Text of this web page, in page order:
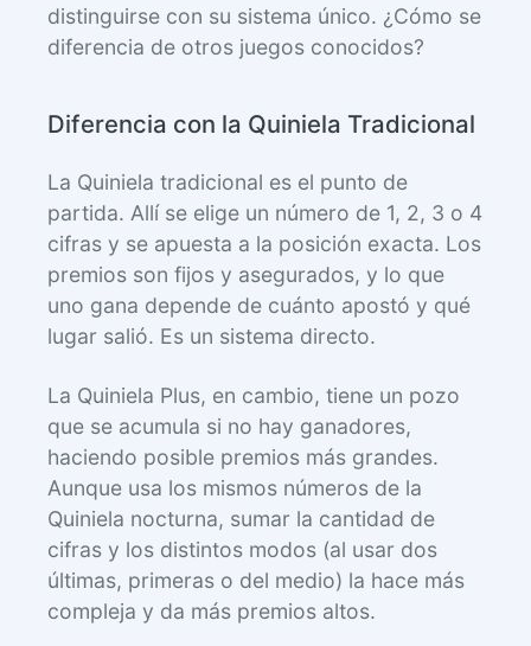
distinguirse con su sistema único. ¿Cómo se
diferencia de otros juegos conocidos?
Diferencia con la Quiniela Tradicional
La Quiniela tradicional es el punto de
partida. Allí se elige un número de 1, 2, 3 o 4
cifras y se apuesta a la posición exacta. Los
premios son fijos y asegurados, y lo que
uno gana depende de cuánto apostó y qué
lugar salió. Es un sistema directo.
La Quiniela Plus, en cambio, tiene un pozo
que se acumula si no hay ganadores,
haciendo posible premios más grandes.
Aunque usa los mismos números de la
Quiniela nocturna, sumar la cantidad de
cifras y los distintos modos (al usar dos
últimas, primeras o del medio) la hace más
compleja y da más premios altos.